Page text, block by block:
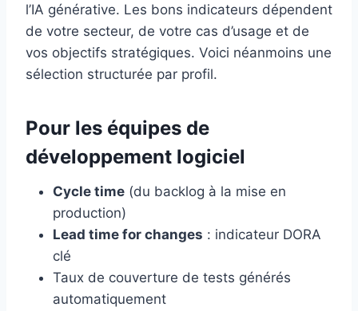
l’IA générative. Les bons indicateurs dépendent
de votre secteur, de votre cas d’usage et de
vos objectifs stratégiques. Voici néanmoins une
sélection structurée par profil.
Pour les équipes de
développement logiciel
Cycle time (du backlog à la mise en
production)
Lead time for changes : indicateur DORA
clé
Taux de couverture de tests générés
automatiquement